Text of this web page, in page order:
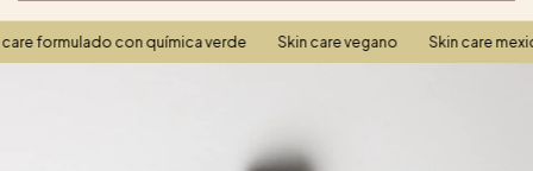
formulado con química verde Skin care vegano Skin care